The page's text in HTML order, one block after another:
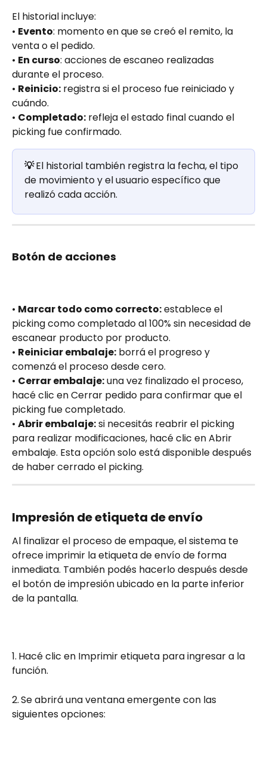
El historial incluye:
• Evento: momento en que se creó el remito, la
venta o el pedido.
• En curso: acciones de escaneo realizadas
durante el proceso.
• Reinicio: registra si el proceso fue reiniciado y
cuándo.
• Completado: refleja el estado final cuando el
picking fue confirmado.
💡 El historial también registra la fecha, el tipo
de movimiento y el usuario específico que
realizó cada acción.
Botón de acciones
• Marcar todo como correcto: establece el
picking como completado al 100% sin necesidad de
escanear producto por producto.
• Reiniciar embalaje: borrá el progreso y
comenzá el proceso desde cero.
• Cerrar embalaje: una vez finalizado el proceso,
hacé clic en Cerrar pedido para confirmar que el
picking fue completado.
• Abrir embalaje: si necesitás reabrir el picking
para realizar modificaciones, hacé clic en Abrir
embalaje. Esta opción solo está disponible después
de haber cerrado el picking.
Impresión de etiqueta de envío
Al finalizar el proceso de empaque, el sistema te
ofrece imprimir la etiqueta de envío de forma
inmediata. También podés hacerlo después desde
el botón de impresión ubicado en la parte inferior
de la pantalla.
1. Hacé clic en Imprimir etiqueta para ingresar a la
función.
2.Se abrirá una ventana emergente con las
siguientes opciones: